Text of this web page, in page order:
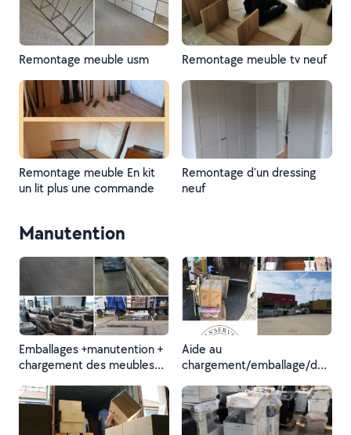
Remontage meuble usm Remontage meuble tv neuf
Remontage meuble En kit
un lit plus une commande
Remontage d'un dressing
neuf
Manutention
Emballages +manutention +
chargement des meubles
d'ameublement
Aide au
chargement/emballage/dé
meubles/emballage fragile